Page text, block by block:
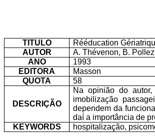
TITULO
Rééducation
AUTOR
A. Thévenon, B. Pollez
ANO
1993
EDITORA
Masson
QUOTA
58
DESCRIÇÃO
Na opinião do
imobilização
dependem da
daí a importância de
KEYWORDS
hospitalização,